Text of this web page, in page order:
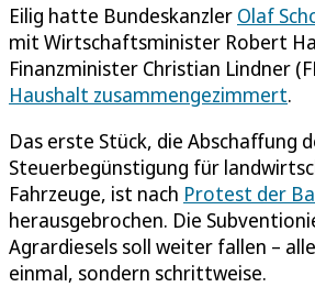
Eilig hatte Bundeskanzler Olaf
mit Wirtschaftsminister Robert
Finanzminister Christian Lindner
Haushalt zusammengezimmert.
Das erste Stück, die Abschaffung
Steuerbegünstigung für
Fahrzeuge, ist nach Protest der
herausgebrochen. Die
Agrardiesels soll weiter fallen –
einmal, sondern schrittweise.